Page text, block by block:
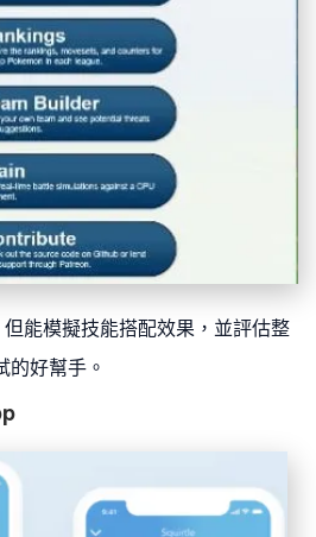
能模擬技能搭配效果，並評估整
的好幫手。